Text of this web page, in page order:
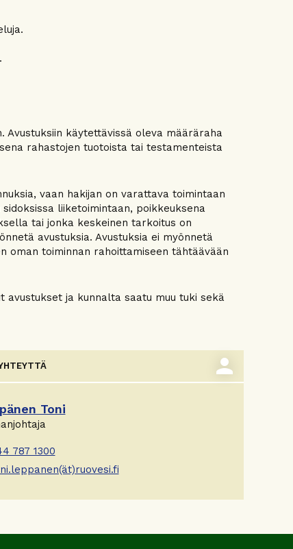
Avustuksiin käytettävissä oleva määräraha
rahastojen tuotoista tai testamenteista
vaan hakijan on varattava toimintaan
liiketoimintaan, poikkeuksena
tai jonka keskeinen tarkoitus on
avustuksia. Avustuksia ei myönnetä
oman toiminnan rahoittamiseen tähtäävään
avustukset ja kunnalta saatu muu tuki sekä
person
Toni
787 1300